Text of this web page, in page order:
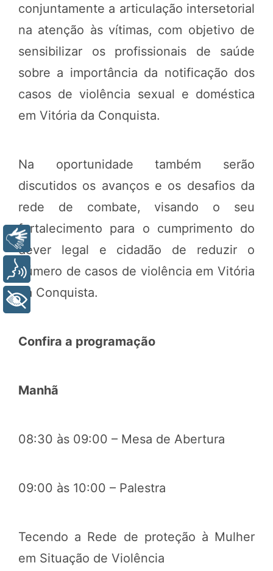
conjuntamente a articulação intersetorial
na atenção às vítimas, com objetivo de
sensibilizar os profissionais de saúde
sobre a importância da notificação dos
casos de violência sexual e doméstica
em Vitória da Conquista.
Na oportunidade também serão
discutidos os avanços e os desafios da
rede de combate, visando o seu
fortalecimento para o cumprimento do
dever legal e cidadão de reduzir o
número de casos de violência em Vitória
da Conquista.
Confira a programação
Manhã
08:30 às 09:00 – Mesa de Abertura
09:00 às 10:00 – Palestra
Tecendo a Rede de proteção à Mulher
em Situação de Violência
Voz
+ Acessibilidade